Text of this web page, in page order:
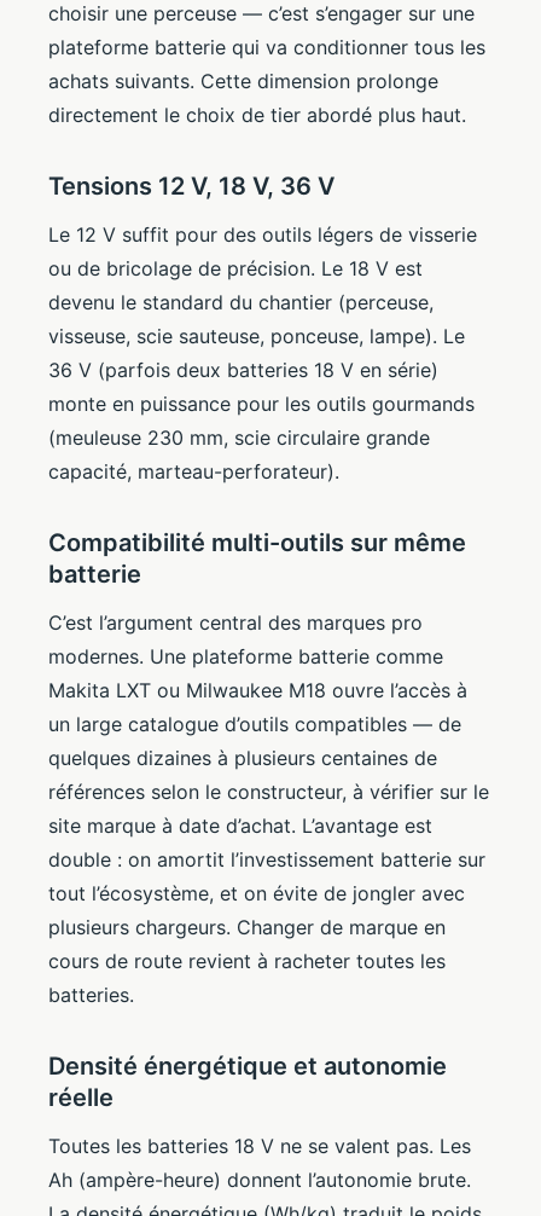
choisir une perceuse — c’est s’engager sur une
plateforme batterie qui va conditionner tous les
achats suivants. Cette dimension prolonge
directement le choix de tier abordé plus haut.
Tensions 12 V, 18 V, 36 V
Le 12 V suffit pour des outils légers de visserie
ou de bricolage de précision. Le 18 V est
devenu le standard du chantier (perceuse,
visseuse, scie sauteuse, ponceuse, lampe). Le
36 V (parfois deux batteries 18 V en série)
monte en puissance pour les outils gourmands
(meuleuse 230 mm, scie circulaire grande
capacité, marteau-perforateur).
Compatibilité multi-outils sur même
batterie
C’est l’argument central des marques pro
modernes. Une plateforme batterie comme
Makita LXT ou Milwaukee M18 ouvre l’accès à
un large catalogue d’outils compatibles — de
quelques dizaines à plusieurs centaines de
références selon le constructeur, à vérifier sur le
site marque à date d’achat. L’avantage est
double : on amortit l’investissement batterie sur
tout l’écosystème, et on évite de jongler avec
plusieurs chargeurs. Changer de marque en
cours de route revient à racheter toutes les
batteries.
Densité énergétique et autonomie
réelle
Toutes les batteries 18 V ne se valent pas. Les
Ah (ampère-heure) donnent l’autonomie brute.